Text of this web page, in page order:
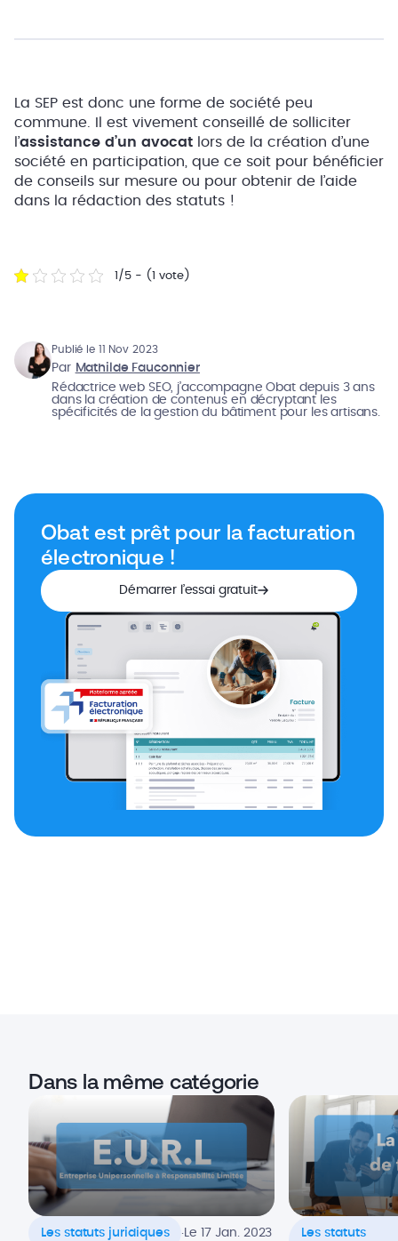
La SEP est donc une forme de société peu
commune. Il est vivement conseillé de solliciter
l’assistance d’un avocat lors de la création d’une
société en participation, que ce soit pour bénéficier
de conseils sur mesure ou pour obtenir de l’aide
dans la rédaction des statuts !
1/5 - (1 vote)
Publié le 11 Nov 2023
Par Mathilde Fauconnier
Rédactrice web SEO, j’accompagne Obat depuis 3 ans
dans la création de contenus en décryptant les
spécificités de la gestion du bâtiment pour les artisans.
Obat est prêt pour la facturation
électronique !
Démarrer l’essai gratuit
Dans la même catégorie
Les statuts juridiques .Le 17 Jan. 2023
Les statuts